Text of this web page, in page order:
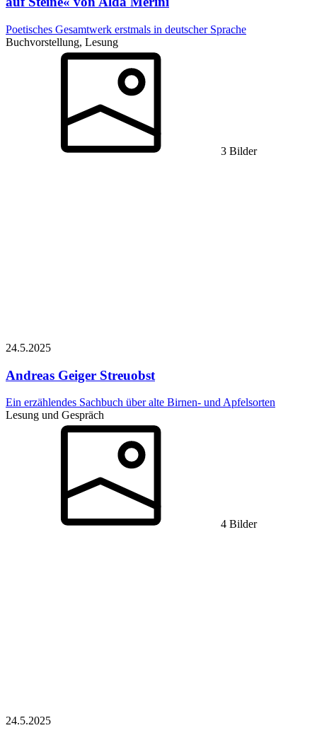
Poetisches Gesamtwerk erstmals in deutscher Sprache
Buchvorstellung, Lesung
3 Bilder
24.5.2025
Andreas Geiger Streuobst
Ein erzählendes Sachbuch über alte Birnen- und Apfelsorten
Lesung und Gespräch
4 Bilder
24.5.2025